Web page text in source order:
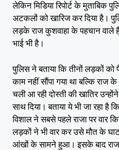
लेकिन मिडिया रिपोर्ट के मुताबिक
अटकलों को खारिज कर दिया है।
लड़के राज कुशवाहा के पहचान वाले
भाई भी है।
पुलिस ने बताया कि तीनों लड़कों को
काम नहीं सौंपा गया था बल्कि राज
चली आ रही दोस्ती की खातिर
साथ दिया। बताया ये भी जा रहा
विशाल ने सबसे पहले राजा पर वार
लड़कों ने भी वार कर उसे मौत के
आंखों के सामने हुआ। इसके बाद